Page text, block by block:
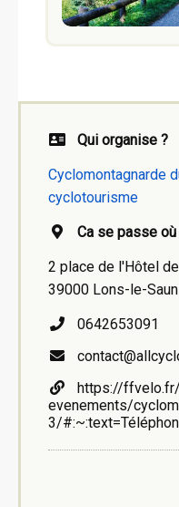
Qui organise ?
Cyclomontagnarde
cyclotourisme
Ca se passe où
2 place de l'Hôtel
39000 Lons-le-
0642653091
https://ffvelo.fr/
evenements/
3/